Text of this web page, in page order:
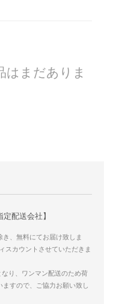
はまだありま
配送会社】
、無料にてお届け致しま
スカウントさせていただきま
り、ワンマン配送のため荷
すので、ご協力お願い致し